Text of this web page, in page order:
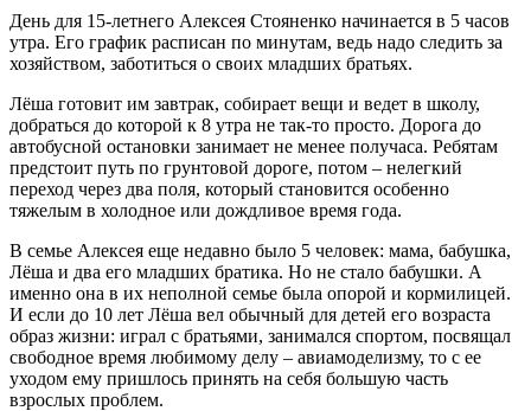
День для 15-летнего Алексея Стояненко начинается в 5 часов
утра. Его график расписан по минутам, ведь надо следить за
хозяйством, заботиться о своих младших братьях.
Лёша готовит им завтрак, собирает вещи и ведет в школу,
добраться до которой к 8 утра не так-то просто. Дорога до
автобусной остановки занимает не менее получаса. Ребятам
предстоит путь по грунтовой дороге, потом – нелегкий
переход через два поля, который становится особенно
тяжелым в холодное или дождливое время года.
В семье Алексея еще недавно было 5 человек: мама, бабушка,
Лёша и два его младших братика. Но не стало бабушки. А
именно она в их неполной семье была опорой и кормилицей.
И если до 10 лет Лёша вел обычный для детей его возраста
образ жизни: играл с братьями, занимался спортом, посвящал
свободное время любимому делу – авиамоделизму, то с ее
уходом ему пришлось принять на себя большую часть
взрослых проблем.